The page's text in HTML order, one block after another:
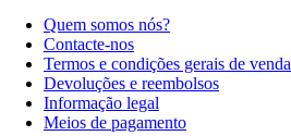
Quem somos nós?
Contacte-nos
Termos e condições gerais de venda
Devoluções e reembolsos
Informação legal
Meios de pagamento